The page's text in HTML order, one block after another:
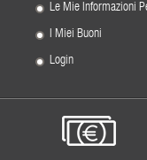
Le Mie Informazioni
I Miei Buoni
Login